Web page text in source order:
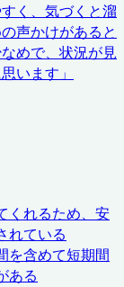
く、気づくと溜
声かけがあると
めで、状況が見
います 」
くれるため、安
れている
を含めて短期間
ある